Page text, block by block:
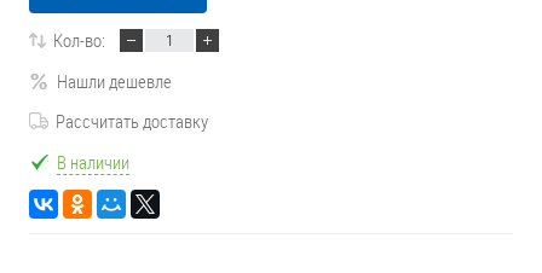
Кол-во:
Нашли дешевле
Рассчитать доставку
В наличии